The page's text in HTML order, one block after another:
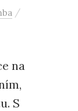
/
na
S